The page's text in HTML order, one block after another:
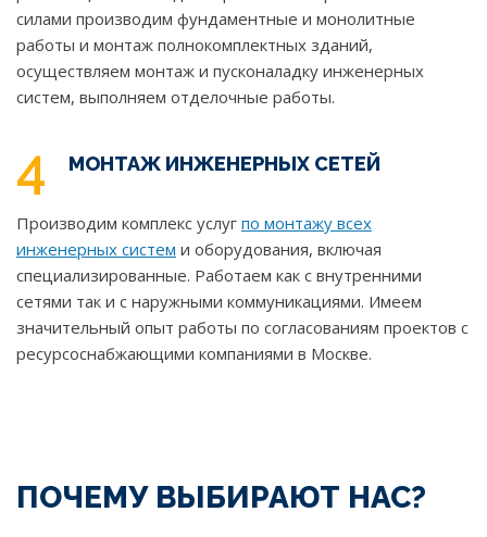
силами производим фундаментные и монолитные
работы и монтаж полнокомплектных зданий,
осуществляем монтаж и пусконаладку инженерных
систем, выполняем отделочные работы.
4 МОНТАЖ ИНЖЕНЕРНЫХ СЕТЕЙ
Производим комплекс услуг по монтажу всех
инженерных систем и оборудования, включая
специализированные. Работаем как с внутренними
сетями так и с наружными коммуникациями. Имеем
значительный опыт работы по согласованиям проектов с
ресурсоснабжающими компаниями в Москве.
ПОЧЕМУ ВЫБИРАЮТ НАС?